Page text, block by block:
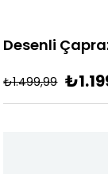
Desenli
₺1.499,99